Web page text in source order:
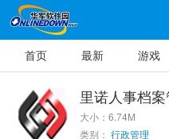
首页 最新 游戏
里诺人事档
大小：6.74M
类别： 行政管理